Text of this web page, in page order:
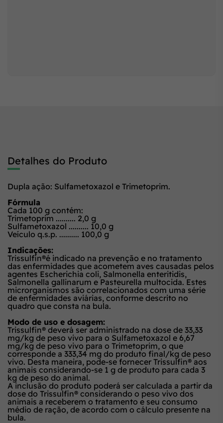
Detalhes do Produto
Dupla ação: Sulfametoxazol e Trimetoprim.
Fórmula
Cada 100 g contém:
Trimetoprim .......... 2,0 g
Sulfametoxazol .......... 10,0 g
Veículo q.s.p. .......... 100,0 g
Indicações:
Trissulfin®é indicado na prevenção e no tratamento
das enfermidades que acometem aves causadas pelos
agentes Escherichia coli, Salmonella enteritidis,
Salmonella gallinarum e Pasteurella multocida. Estes
microrganismos são correlacionados com uma série
de enfermidades aviárias, conforme descrito no
quadro que consta na bula.
Modo de uso e dosagem:
Trissulfin® deverá ser administrado na dose de 33,33
mg/kg de peso vivo para o Sulfametoxazol e 6,67
mg/kg de peso vivo para o Trimetoprim, o que
corresponde a 333,34 mg do produto final/kg de peso
vivo. Desta maneira, pode-se fornecer Trissulfin® aos
animais considerando-se 1 g de produto para cada 3
kg de peso do animal.
A inclusão do produto poderá ser calculada a partir da
dose do Trissulfin® considerando o peso vivo dos
animais a receberem o tratamento e seu consumo
médio de ração, de acordo com o cálculo presente na
bula.